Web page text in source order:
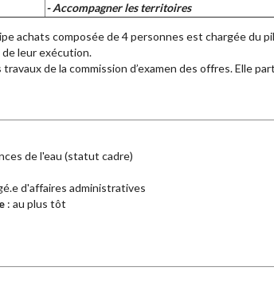
- Accompagner les territoires
achats composée de 4 personnes est chargée du
de leur exécution.
de la commission d’examen des offres. Elle
de l'eau (statut cadre)
d'affaires administratives
: au plus tôt